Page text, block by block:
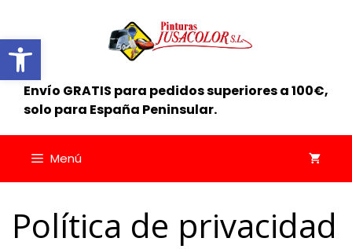
Abrir barra de herramientas
contenido
Envío GRATIS para pedidos superiores a 100€,
solo para España Peninsular.
Menú
Política de privacidad